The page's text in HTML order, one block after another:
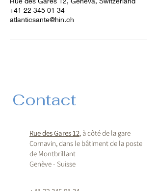
+41 22 345 01 34
atlanticsante@hin.ch
Contact
Rue des Gares 12, à côté de la gare
Cornavin, dans le bâtiment de la poste
de Montbrillant
Genève - Suisse